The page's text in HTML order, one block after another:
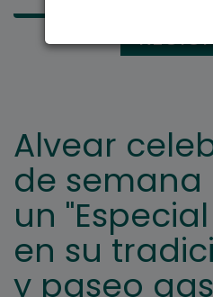
Alvear
de
un
en su
y paseo